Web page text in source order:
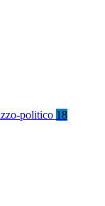
politico 18